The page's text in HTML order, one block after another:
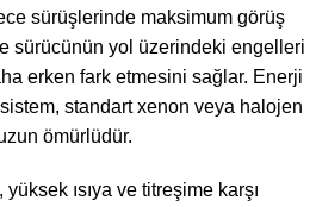
sürüşlerinde maksimum görüş
sürücünün yol üzerindeki engelleri
erken fark etmesini sağlar. Enerji
standart xenon veya halojen
ömürlüdür.
yüksek ısıya ve titreşime karşı